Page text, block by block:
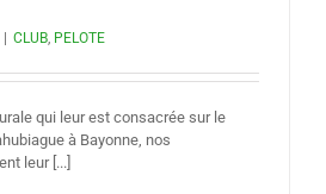
CLUB, PELOTE
qui leur est consacrée sur le
à Bayonne, nos
leur [...]